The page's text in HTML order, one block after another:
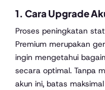
1. Cara Upgrade
Proses peningkatan
Premium merupakan
ingin mengetahui
secara optimal. Tanpa
akun ini, batas